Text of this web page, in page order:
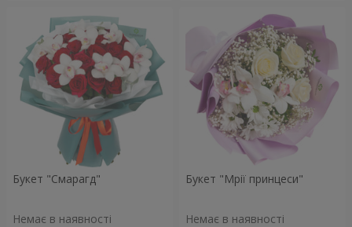
Букет "Смарагд"
Немає в наявності
Букет "Мрії принцеси"
Немає в наявності